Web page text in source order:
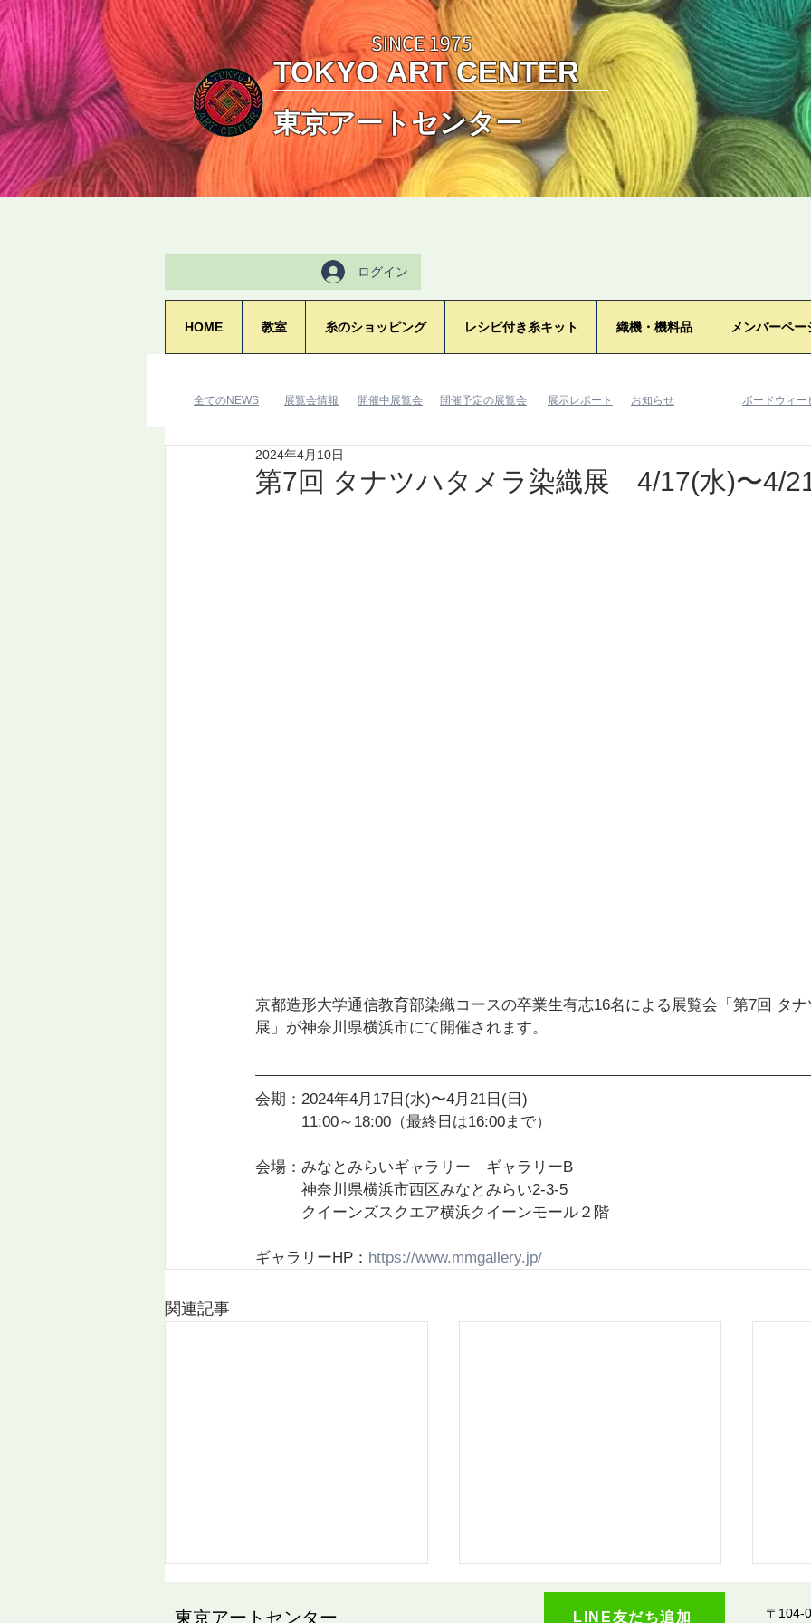
SINCE 1975
TOKYO ART CENTER
東京アートセンター
ログイン
HOME 教室 糸のショッピング レシピ付き糸キット 織機・機料品 メンバーペー
第7回 タナツハタメラ染織展 4/17(水)〜4/
2024年4月10日
京都造形大学通信教育部染織コースの卒業生有志16名による展覧会「第7回 タ
展」が神奈川県横浜市にて開催されます。
会期：2024年4月17日(水)〜4月21日(日)
11:00～18:00（最終日は16:00まで）
会場：みなとみらいギャラリー　ギャラリーB
神奈川県横浜市西区みなとみらい2-3-5
クイーンズスクエア横浜クイーンモール２階
ギャラリーHP： https://www.mmgallery.jp/
関連記事
​全てのNEWS ​展覧会情報 ​展示レポート ​お知らせ
​開催中展覧会 ​開催予定の展覧会 ボードウィー
​東京アートセンター LINE友だち追加
〒104-